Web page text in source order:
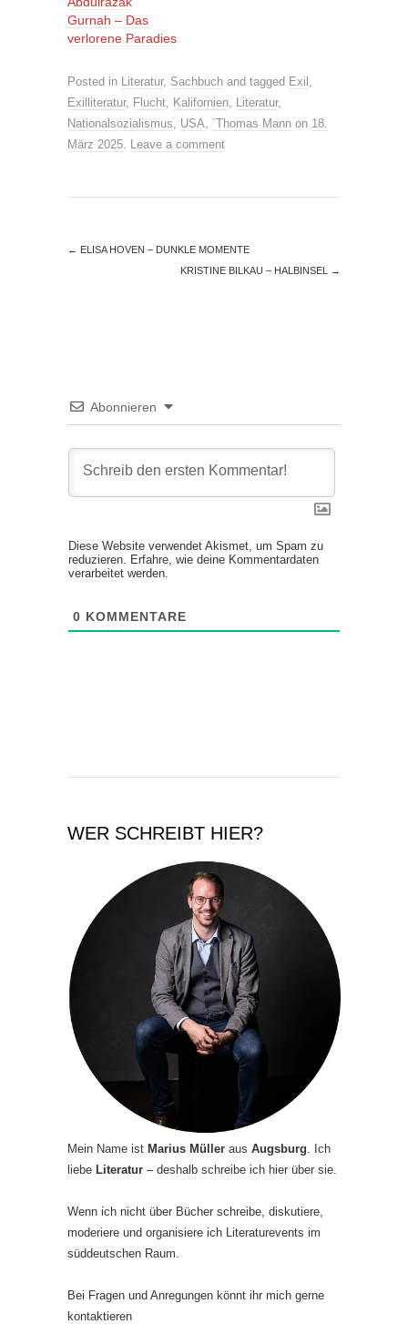
Gurnah – Das
verlorene Paradies
Posted in Literatur, Sachbuch and tagged Exil
Exilliteratur, Flucht Kalifornien Literatur,
Nationalsozialismus
USA ´Thomas Mann on 18.
März 2025
Leave a comment
← ELISA HOVEN – DUNKLE MOMENTE
KRISTINE BILKAU – HALBINSEL
→
Abonnieren
Diese Website verwendet Akismet, um Spam zu
reduzieren.
Erfahre, wie deine Kommentardaten
verarbeitet werden.
0 KOMMENTARE
WER SCHREIBT HIER?
Mein Name ist Marius Müller aus Augsburg . Ich
liebe Literatur – deshalb schreibe ich hier über sie.
Wenn ich nicht über Bücher schreibe, diskutiere,
moderiere und organisiere ich Literaturevents im
süddeutschen Raum.
Bei Fragen und Anregungen könnt ihr mich gerne
kontaktieren